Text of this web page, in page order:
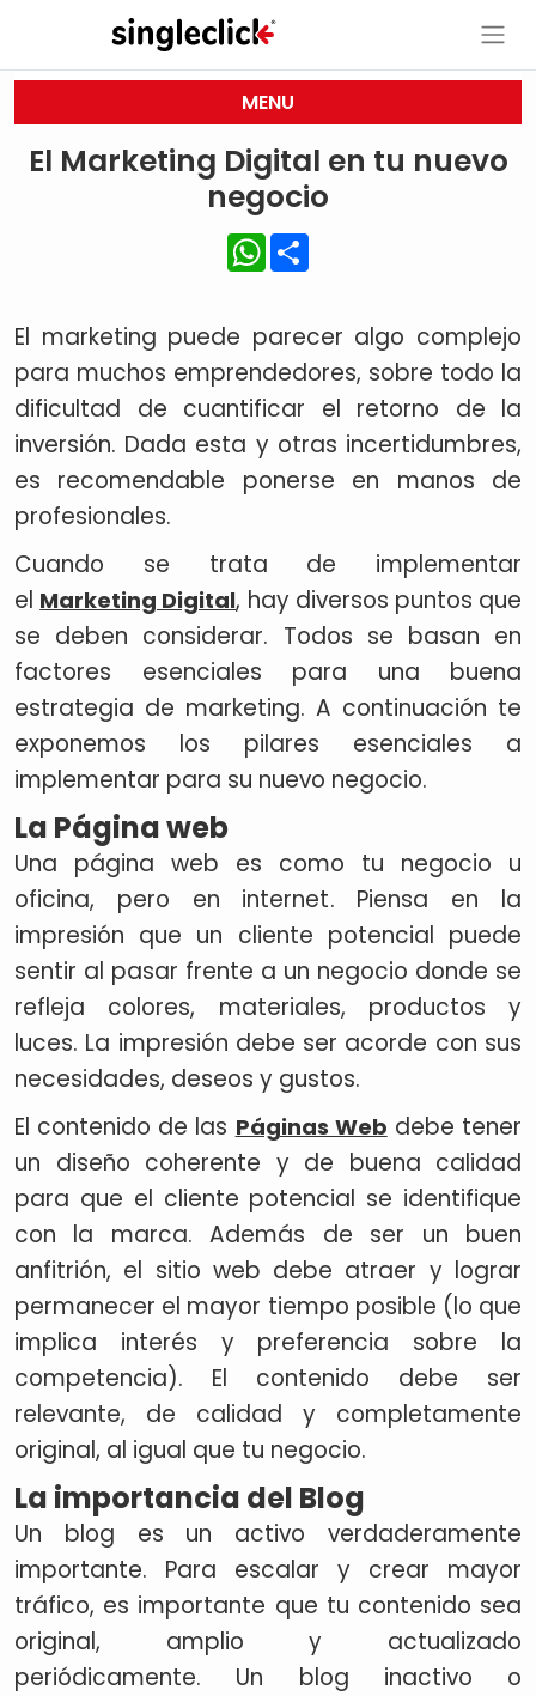
MENU
El Marketing Digital en tu nuevo
negocio
WhatsApp
El marketing puede parecer algo complejo
para muchos emprendedores, sobre todo la
dificultad de cuantificar el retorno de la
inversión. Dada esta y otras incertidumbres,
es recomendable ponerse en manos de
profesionales.
Cuando se trata de implementar
el Marketing Digital, hay diversos puntos que
se deben considerar. Todos se basan en
factores esenciales para una buena
estrategia de marketing. A continuación te
exponemos los pilares esenciales a
implementar para su nuevo negocio.
La Página web
Una página web es como tu negocio u
oficina, pero en internet. Piensa en la
impresión que un cliente potencial puede
sentir al pasar frente a un negocio donde se
refleja colores, materiales, productos y
luces. La impresión debe ser acorde con sus
necesidades, deseos y gustos.
El contenido de las Páginas Web debe tener
un diseño coherente y de buena calidad
para que el cliente potencial se identifique
con la marca. Además de ser un buen
anfitrión, el sitio web debe atraer y lograr
permanecer el mayor tiempo posible (lo que
implica interés y preferencia sobre la
competencia). El contenido debe ser
relevante, de calidad y completamente
original, al igual que tu negocio.
La importancia del Blog
Un blog es un activo verdaderamente
importante. Para escalar y crear mayor
tráfico, es importante que tu contenido sea
original, amplio y actualizado
periódicamente. Un blog inactivo o